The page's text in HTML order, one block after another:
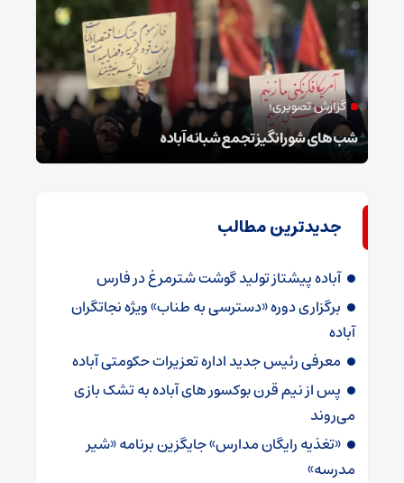
گزارش تصویری؛
شب‌های شورانگیز تجمع شبانه آباده
جدیدترین مطالب
آباده پیشتاز تولید گوشت شترمرغ در فارس
برگزاری دوره «دسترسی به طناب» ویژه نجاتگران
آباده
معرفی رئیس جدید اداره تعزیرات حکومتی آباده
پس از نیم قرن بوکسور های آباده به تشک بازی
می‌روند
«تغذیه رایگان مدارس» جایگزین برنامه «شیر
مدرسه»